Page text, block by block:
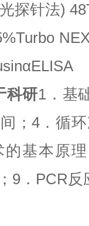
探针法)
αELISA
科研1 ．基
； 4．循
的基本原
9 ． PCR反